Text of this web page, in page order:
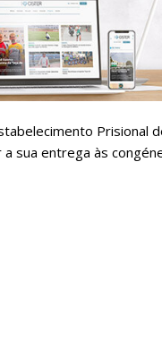
Faça-
Prisional
sua entrega às